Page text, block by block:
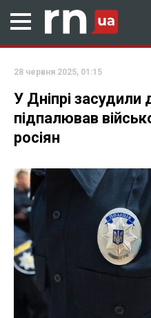
28 червня 2025, 01:15
У Дніпрі засудили
підпалював
росіян